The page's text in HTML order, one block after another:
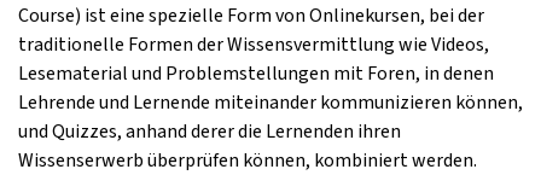
Course) ist eine spezielle Form von Onlinekursen, bei der
traditionelle Formen der Wissensvermittlung wie Videos,
Lesematerial und Problemstellungen mit Foren, in denen
Lehrende und Lernende miteinander kommunizieren können,
und Quizzes, anhand derer die Lernenden ihren
Wissenserwerb überprüfen können, kombiniert werden.